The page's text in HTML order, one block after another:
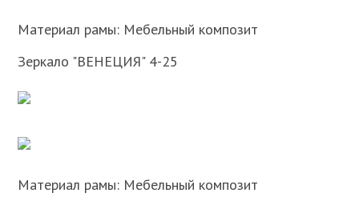
Материал рамы: Мебельный композит
Зеркало "ВЕНЕЦИЯ" 4-25
Материал рамы: Мебельный композит